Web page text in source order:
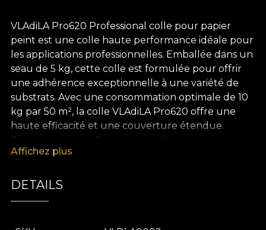
VLAdiLA Pro620 Professional colle pour papier
peint est une colle haute performance idéale pour
les applications professionnelles. Emballée dans un
seau de 5 kg, cette colle est formulée pour offrir
une adhérence exceptionnelle à une variété de
substrats. Avec une consommation optimale de 10
kg par 50 m², la colle VLAdiLA Pro620 offre une
haute efficacité et une couverture étendue.
facile à appliquer avec une truelle ou une brosse.
l'ajustement du papier peint après application.
Applicabilité : compatible avec les papiers peints en
Affichez plus
DETAILS